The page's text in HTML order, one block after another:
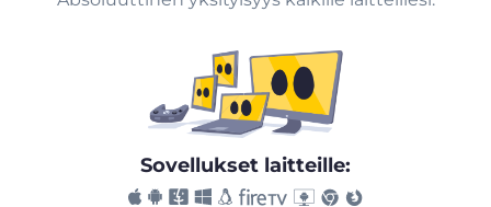
Sovellukset laitteille: